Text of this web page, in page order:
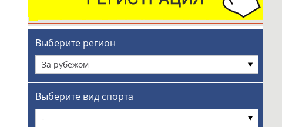
Выберите регион
За рубежом
Выберите вид спорта
-